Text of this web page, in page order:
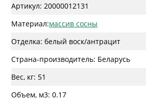
Артикул: 20000012131
Материал:массив сосны
Отделка: белый воск/антрацит
Страна-производитель: Беларусь
Вес, кг: 51
Объем, м3: 0.17